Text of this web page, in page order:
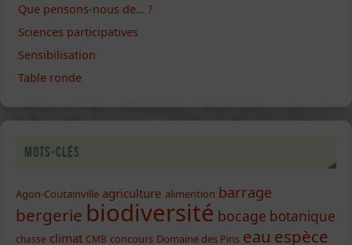
Que pensons-nous de… ?
Sciences participatives
Sensibilisation
Table ronde
Mots-clés
Agon-Coutainville agriculture alimention barrage
bergerie biodiversité bocage botanique
chasse climat CMB concours Domaine des Pins eau espèce